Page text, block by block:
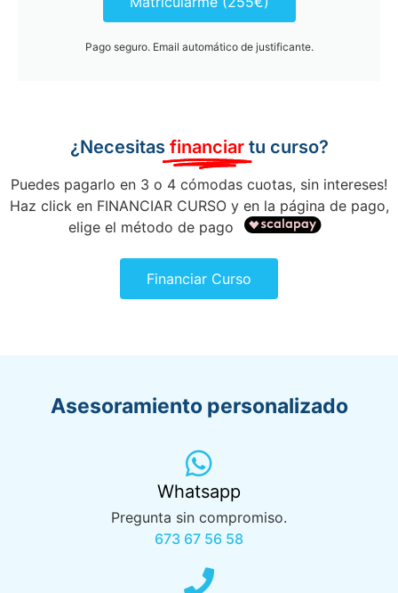
Pago seguro. Email automático de justificante.
¿Necesitas financiar tu curso?
Puedes pagarlo en 3 o 4 cómodas cuotas, sin intereses!
Haz click en FINANCIAR CURSO y en la página de pago,
elige el método de pago
Financiar Curso
Asesoramiento personalizado
Whatsapp
Pregunta sin compromiso.
673 67 56 58